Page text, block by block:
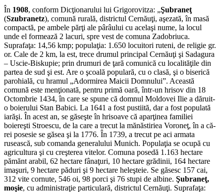
În 1908, conform Dicţionarului lui Grigorovitza: „Şubraneţ
(Szubranetz), comună rurală, districtul Cernăuţi, aşezată, în masă
compactă, pe ambele părţi ale pârâului cu acelaşi nu­me, la locul
unde el formează 2 lacuri, spre vest de comuna Zadobriuca.
Suprafaţa: 14,56 kmp; popu­laţia: 1.650 locuitori ruteni, de religie gr.
or. Cale de 2 km, la est, trece drumul principal Cernăuţi şi Sadagura
– Uscie-Biskupie; prin drumuri de ţară comu­nică cu localităţile din
partea de sud şi est. Are o şcoală populară, cu o clasă, şi o biserică
parohială, cu hramul „Adormirea Maicii Domnului”. Această
comună este men­ţionată, pentru primă oară, într-un hrisov din 18
Octombrie 1434, în care se spune că domnul Moldovei Ilie a dă­ruit-
o boierului Stan Babici. La 1641 a fost pustiită, dar a fost populată
iarăşi. În acest an, se găseşte în hrisoave că aparţinea familiei
boiereşti Stroescu, de la care a trecut la mănăstiriea Voroneţ, în a că­
rei posesie se găsea şi la 1776. În 1739, a trecut pe aci ar­mata
rusească, sub comanda generalului Munich. Populaţia se ocupă cu
agri­cultura şi cu creşterea vite­lor. Comuna posedă 1.163 hectare
pămănt arabil, 62 hectare fânaţuri, 10 hectare grădinii, 164 hectare
imaşuri, 9 hectare păduri şi 9 hectare heleşteie. Se găsesc 157 cai,
312 vite cornute, 546 oi, 98 porci şi 76 stupi de albine. Şubraneţ,
moşie, cu administraţie particulară, districtul Cernăuţi. Suprafaţa: